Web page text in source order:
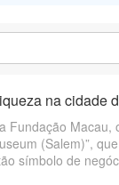
na cidade
Macau,
(Salem)”,
símbolo de